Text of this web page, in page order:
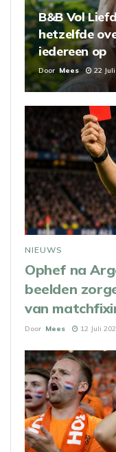
B&B Vol
hetzelfde
iedereen op
Door Mees 22
NIEUWS
Ophef na
beelden
van
Door Mees 12 Juli